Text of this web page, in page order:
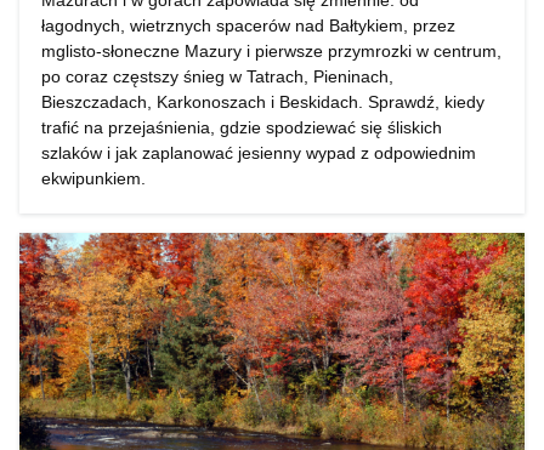
łagodnych, wietrznych spacerów nad Bałtykiem, przez
mglisto-słoneczne Mazury i pierwsze przymrozki w centrum,
po coraz częstszy śnieg w Tatrach, Pieninach,
Bieszczadach, Karkonoszach i Beskidach. Sprawdź, kiedy
trafić na przejaśnienia, gdzie spodziewać się śliskich
szlaków i jak zaplanować jesienny wypad z odpowiednim
ekwipunkiem.